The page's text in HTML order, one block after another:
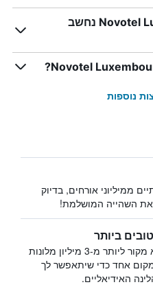
האם Novotel Luxembourg Kirchberg נחשב
נוספות
ממיליוני אורחים, בדיוק
את השהייה המושלמת!
ביותר
HotelsCombined הוא מקור ליותר מ-3 מיליון מלונות
אחד כדי שיתאפשר לך
האידיאליים.